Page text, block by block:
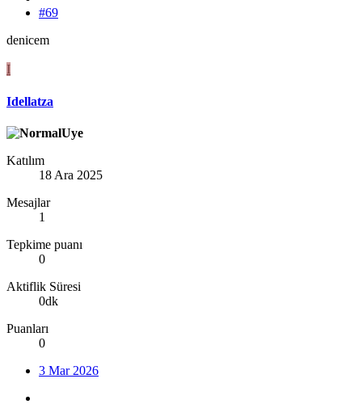
#69
denicem
I
Idellatza
Katılım
18 Ara 2025
Mesajlar
1
Tepkime puanı
0
Aktiflik Süresi
0dk
Puanları
0
3 Mar 2026